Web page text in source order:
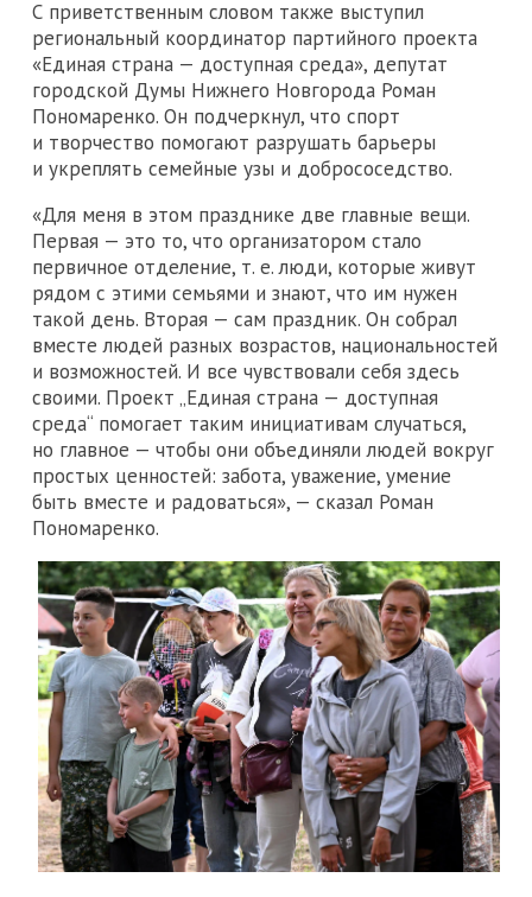
С приветственным словом также выступил
региональный координатор партийного проекта
«Единая страна — доступная среда», депутат
городской Думы Нижнего Новгорода Роман
Пономаренко. Он подчеркнул, что спорт
и творчество помогают разрушать барьеры
и укреплять семейные узы и добрососедство.
«Для меня в этом празднике две главные вещи.
Первая — это то, что организатором стало
первичное отделение, т. е. люди, которые живут
рядом с этими семьями и знают, что им нужен
такой день. Вторая — сам праздник. Он собрал
вместе людей разных возрастов, национальностей
и возможностей. И все чувствовали себя здесь
своими. Проект „Единая страна — доступная
среда“ помогает таким инициативам случаться,
но главное — чтобы они объединяли людей вокруг
простых ценностей: забота, уважение, умение
быть вместе и радоваться», — сказал Роман
Пономаренко.